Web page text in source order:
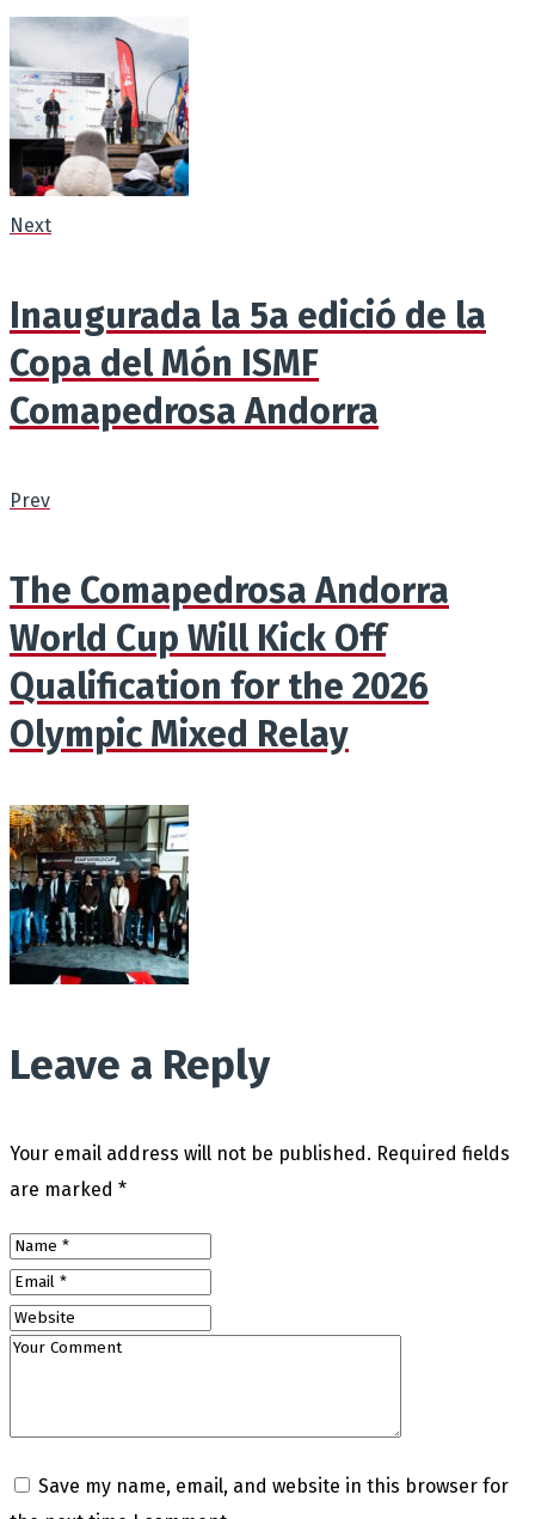
Next
Inaugurada la 5a edició de la
Copa del Món ISMF
Comapedrosa Andorra
Prev
The Comapedrosa Andorra
World Cup Will Kick Off
Qualification for the 2026
Olympic Mixed Relay
Leave a Reply
Your email address will not be published. Required fields
are marked *
Save my name, email, and website in this browser for